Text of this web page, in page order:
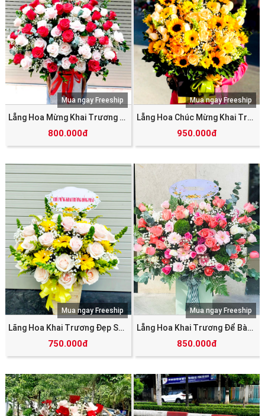
Lẵng Hoa Mừng Khai Trương SHV_5784
800.000đ
Mua ngay Freeship
Lẵng Hoa Chúc Mừng Khai Trương SHV_5782
950.000đ
Mua ngay Freeship
Lãng Hoa Khai Trương Đẹp SHV_5781
750.000đ
Mua ngay Freeship
Lẵng Hoa Khai Trương Để Bàn SHV_5780
850.000đ
Mua ngay Freeship